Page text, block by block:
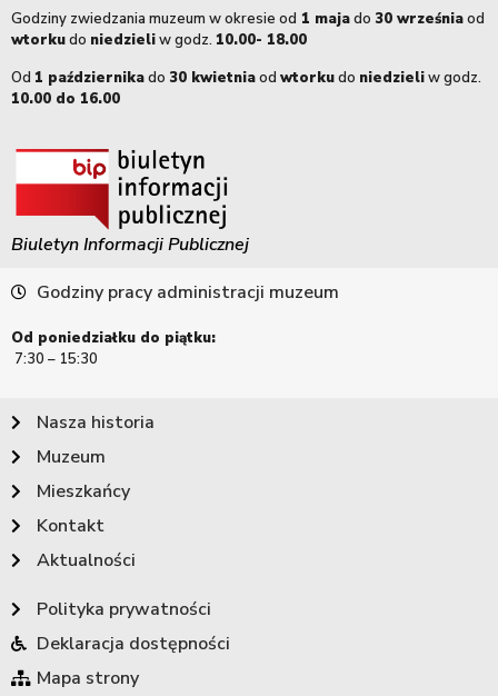
Godziny zwiedzania muzeum w okresie od 1 majado 30 wrześniaod
wtorkudo niedzieliw godz. 10.00- 18.00
Od 1 październikado 30 kwietniaod wtorkudo niedzieliw godz.
10.00 do 16.00
Biuletyn Informacji Publicznej
Godziny pracy administracji muzeum
Od poniedziałku do piątku:
7:30 – 15:30
Nasza historia
Muzeum
Mieszkańcy
Kontakt
Aktualności
Polityka prywatności
Deklaracja dostępności
Mapa strony